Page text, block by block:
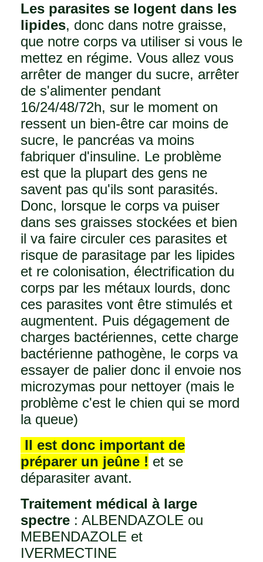
Les parasites se logent dans les
lipides, donc dans notre graisse,
que notre corps va utiliser si vous le
mettez en régime. Vous allez vous
arrêter de manger du sucre, arrêter
de s'alimenter pendant
16/24/48/72h, sur le moment on
ressent un bien-être car moins de
sucre, le pancréas va moins
fabriquer d'insuline. Le problème
est que la plupart des gens ne
savent pas qu'ils sont parasités.
Donc, lorsque le corps va puiser
dans ses graisses stockées et bien
il va faire circuler ces parasites et
risque de parasitage par les lipides
et re colonisation, électrification du
corps par les métaux lourds, donc
ces parasites vont être stimulés et
augmentent. Puis dégagement de
charges bactériennes, cette charge
bactérienne pathogène, le corps va
essayer de palier donc il envoie nos
microzymas pour nettoyer (mais le
problème c'est le chien qui se mord
la queue)
Il est donc important de
préparer un jeûne ! et se
déparasiter avant.
Traitement médical à large
spectre : ALBENDAZOLE ou
MEBENDAZOLE et
IVERMECTINE